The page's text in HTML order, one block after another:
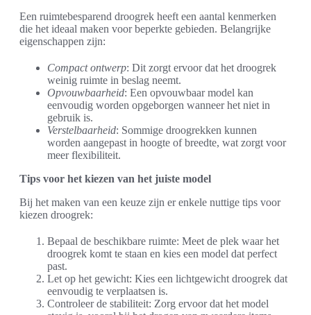
Een ruimtebesparend droogrek heeft een aantal kenmerken
die het ideaal maken voor beperkte gebieden. Belangrijke
eigenschappen zijn:
Compact ontwerp: Dit zorgt ervoor dat het droogrek
weinig ruimte in beslag neemt.
Opvouwbaarheid: Een opvouwbaar model kan
eenvoudig worden opgeborgen wanneer het niet in
gebruik is.
Verstelbaarheid: Sommige droogrekken kunnen
worden aangepast in hoogte of breedte, wat zorgt voor
meer flexibiliteit.
Tips voor het kiezen van het juiste model
Bij het maken van een keuze zijn er enkele nuttige tips voor
kiezen droogrek:
Bepaal de beschikbare ruimte: Meet de plek waar het
droogrek komt te staan en kies een model dat perfect
past.
Let op het gewicht: Kies een lichtgewicht droogrek dat
eenvoudig te verplaatsen is.
Controleer de stabiliteit: Zorg ervoor dat het model